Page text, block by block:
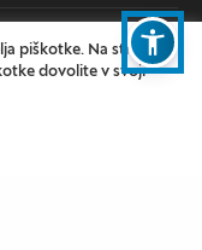
v Ljubljani
piškotke. Na strani
dovolite v svoji